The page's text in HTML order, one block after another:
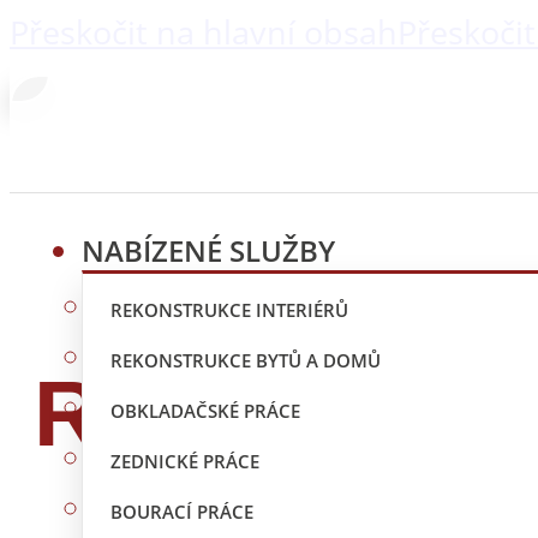
NABÍZENÉ SLUŽBY
REKONSTRUKCE INTERIÉRŮ
REKONSTRUKCE BYTŮ A DOMŮ
OBKLADAČSKÉ PRÁCE
ZEDNICKÉ PRÁCE
BOURACÍ PRÁCE